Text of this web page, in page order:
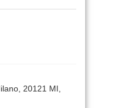
20121 MI,